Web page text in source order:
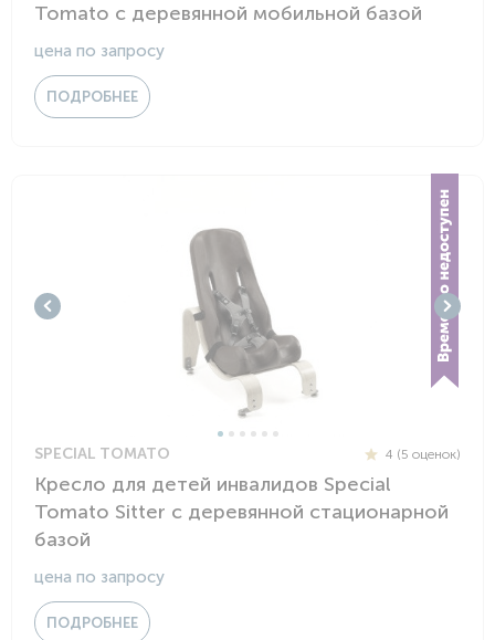
Tomato с деревянной мобильной базой
цена по запросу
ПОДРОБНЕЕ
SPECIAL TOMATO 4 (5 оценок)
Кресло для детей инвалидов Special
Tomato Sitter с деревянной стационарной
базой
цена по запросу
ПОДРОБНЕЕ